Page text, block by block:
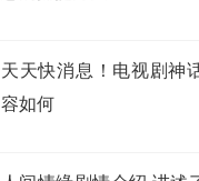
天天快消息！电视剧神
容如何